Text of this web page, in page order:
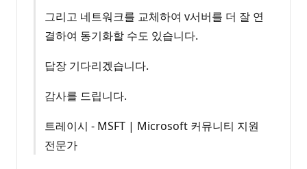
그리고 네트워크를 교체하여 v서버를 더 잘 연
결하여 동기화할 수도 있습니다.
답장 기다리겠습니다.
감사를 드립니다.
트레이시 - MSFT | Microsoft 커뮤니티 지원
전문가